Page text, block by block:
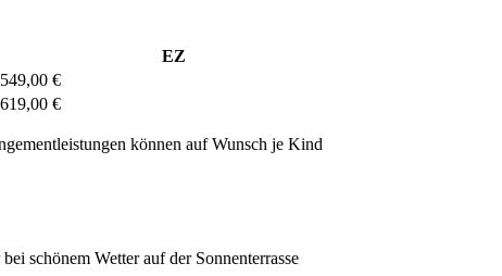
EZ
549,00 €
619,00 €
können auf Wunsch je Kind
schönem Wetter auf der Sonnenterrasse